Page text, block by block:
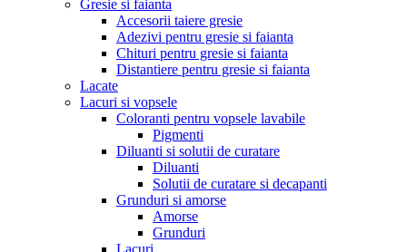
Gresie si faianta
Accesorii taiere gresie
Adezivi pentru gresie si faianta
Chituri pentru gresie si faianta
Distantiere pentru gresie si faianta
Lacate
Lacuri si vopsele
Coloranti pentru vopsele lavabile
Pigmenti
Diluanti si solutii de curatare
Diluanti
Solutii de curatare si decapanti
Grunduri si amorse
Amorse
Grunduri
Lacuri